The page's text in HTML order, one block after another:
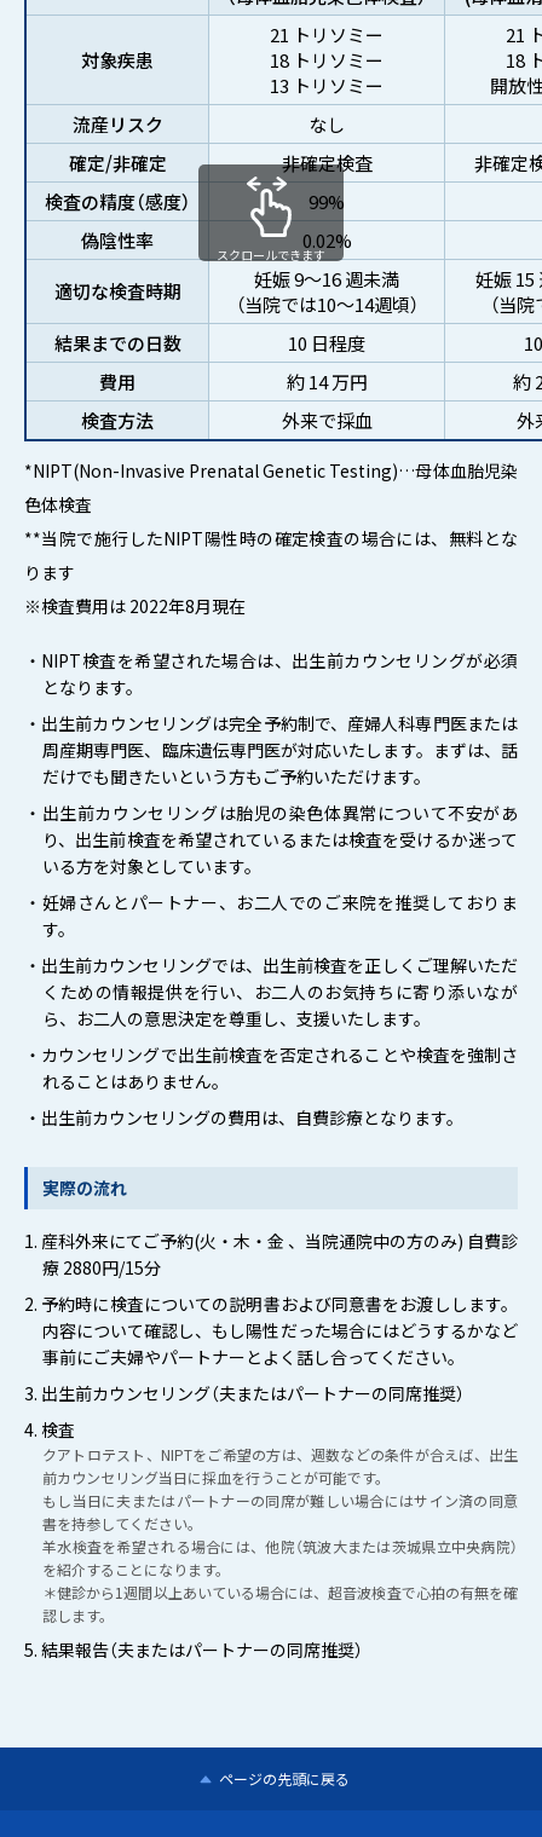
対象疾患
21 トリソミー
18 トリソミー
13 トリソミー
21
18
開放
流産リスク
なし
確定/非確定
非確定検査
非確定
検査の精度（感度）
99%
偽陰性率
0.02%
適切な検査時期
妊娠 9～16 週未満
（当院では10～14週頃）
妊娠 15
（当
結果までの日数
10 日程度
費用
約 14 万円
約
検査方法
外来で採血 外
スクロールできます
*NIPT(Non-Invasive Prenatal Genetic Testing)…母体血胎児染
色体検査
**当院で施行したNIPT陽性時の確定検査の場合には、無料とな
ります
※検査費用は 2022年8月現在
・NIPT検査を希望された場合は、出生前カウンセリングが必須
となります。
・出生前カウンセリングは完全予約制で、産婦人科専門医または
周産期専門医、臨床遺伝専門医が対応いたします。まずは、話
だけでも聞きたいという方もご予約いただけます。
・出生前カウンセリングは胎児の染色体異常について不安があ
り、出生前検査を希望されているまたは検査を受けるか迷って
いる方を対象としています。
・妊婦さんとパートナー、お二人でのご来院を推奨しておりま
す。
・出生前カウンセリングでは、出生前検査を正しくご理解いただ
くための情報提供を行い、お二人のお気持ちに寄り添いなが
ら、お二人の意思決定を尊重し、支援いたします。
・カウンセリングで出生前検査を否定されることや検査を強制さ
れることはありません。
・出生前カウンセリングの費用は、自費診療となります。
実際の流れ
1. 産科外来にてご予約(火・木・金 、当院通院中の方のみ) 自費診
療 2880円/15分
2. 予約時に検査についての説明書および同意書をお渡しします。
内容について確認し、もし陽性だった場合にはどうするかなど
事前にご夫婦やパートナーとよく話し合ってください。
3. 出生前カウンセリング（夫またはパートナーの同席推奨）
4. 検査
クアトロテスト、NIPTをご希望の方は、週数などの条件が合えば、出生
前カウンセリング当日に採血を行うことが可能です。
もし当日に夫またはパートナーの同席が難しい場合にはサイン済の同意
書を持参してください。
羊水検査を希望される場合には、他院（筑波大または茨城県立中央病院）
を紹介することになります。
＊健診から1週間以上あいている場合には、超音波検査で心拍の有無を確
認します。
5. 結果報告（夫またはパートナーの同席推奨）
ページの先頭に戻る